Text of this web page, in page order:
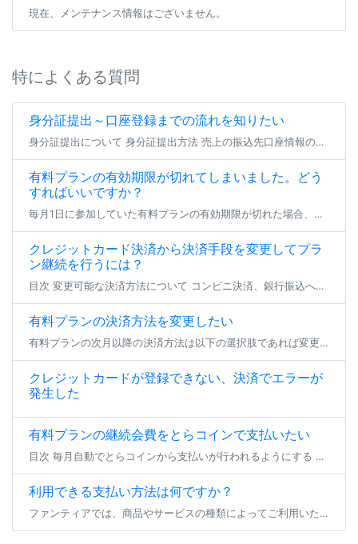
現在、メンテナンス情報はございません。
特によくある質問
身分証提出～口座登録までの流れを知りたい
身分証提出について 身分証提出方法 売上の振込先口座情報の登録（または編集） よくあるご質問 身分証提出について ファンティアにてファンクラブを開設する場合、 全年齢・成人向けを問わず全てのファンクラブにて身分証の提出が […]
有料プランの有効期限が切れてしまいました。どう
すればいいですか？
毎月1日に参加していた有料プランの有効期限が切れた場合、登録状態は支払い猶予期間へと移行します。 23日23:59までの間、参加中のファンクラブは無料プランへの仮移行状態となり、有効期限を更新せず24日となった場合にその […]
クレジットカード決済から決済手段を変更してプラ
ン継続を行うには？
目次 変更可能な決済方法について コンビニ決済、銀行振込への変更 とらコインへの変更 変更可能な決済方法について クレジットカード決済以外で現在加入中の有料プラン継続を行いたい場合、 登録済みのクレジットカードを削除いた […]
有料プランの決済方法を変更したい
有料プランの次月以降の決済方法は以下の選択肢であれば変更が可能です。 各手順でお支払い方法のご変更をいただき、期日までにお支払いいただければ、プランの継続加入が可能となります。 ※現在加入いただいているプランから退会する […]
クレジットカードが登録できない、決済でエラーが
発生した
有料プランの継続会費をとらコインで支払いたい
目次 毎月自動でとらコインから支払いが行われるようにする 一時的にとらコインでのプラン継続支払いを行う 毎月自動でとらコインから支払いが行われるようにする 有料プランの継続会費をとらコインでお支払い頂く場合、事前にとらコ […]
利用できる支払い方法は何ですか？
ファンティアでは、商品やサービスの種類によってご利用いただけるお支払い方法が異なります。 プラン参加/継続・バックナンバー購入 ダウンロード商品/物販商品購入 投稿セレクト商品購入 くじ商品購入 コミッションリクエスト・ […]